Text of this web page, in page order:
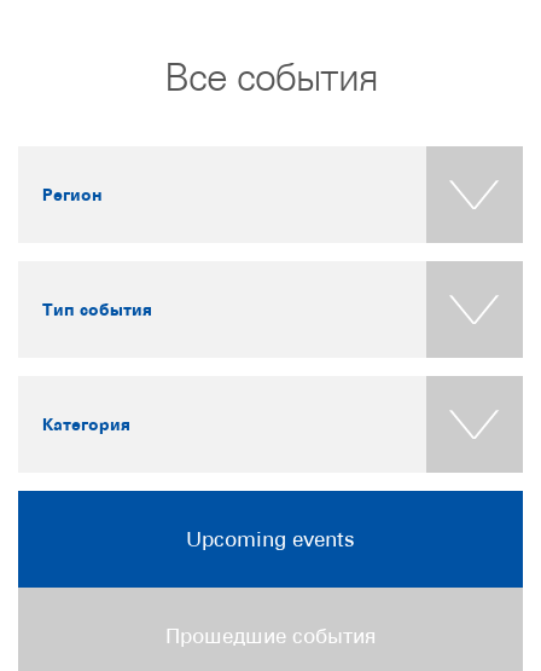
Все события
Регион
Тип события
Категория
Upcoming events
Прошедшие события